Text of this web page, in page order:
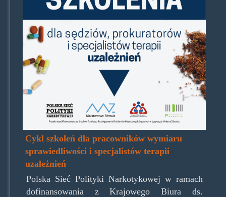
Cykl szkoleń dla pracowników wymiaru
sprawiedliwości i specjalistów terapii
uzależnień
Polska Sieć Polityki Narkotykowej w ramach
dofinansowania z Krajowego Biura ds.